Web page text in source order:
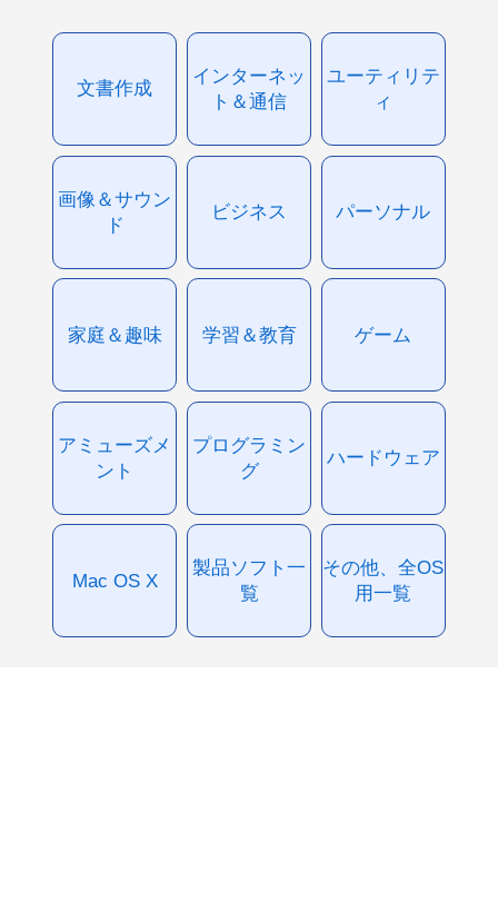
文書作成
インターネッ
ト＆通信
ユーティリテ
ィ
画像＆サウン
ド
ビジネス パーソナル
家庭＆趣味 学習＆教育 ゲーム
アミューズメ
ント
プログラミン
グ
ハードウェア
Mac OS X
製品ソフト一
覧
その他、全OS
用一覧